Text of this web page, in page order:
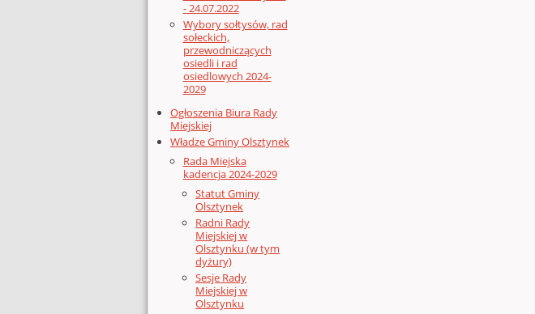
- 24.07.2022
Wybory sołtysów, rad
sołeckich,
przewodniczących
osiedli i rad
osiedlowych 2024-
2029
Ogłoszenia Biura Rady
Miejskiej
Władze Gminy Olsztynek
Rada Miejska
kadencja 2024-2029
Statut Gminy
Olsztynek
Radni Rady
Miejskiej w
Olsztynku (w tym
dyżury)
Sesje Rady
Miejskiej w
Olsztynku